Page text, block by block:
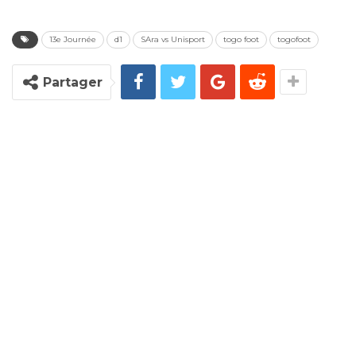
13e Journée d1 SAra vs Unisport togo foot togofoot
Partager